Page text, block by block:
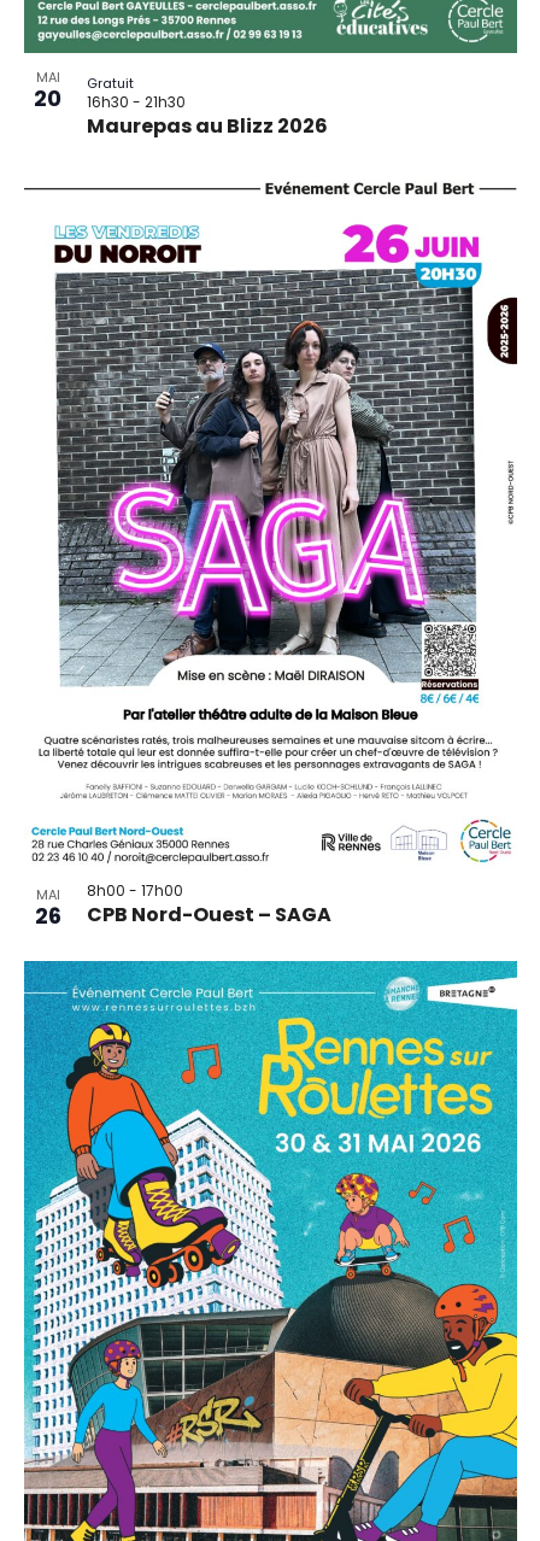
MAI
20
Maurepas au Blizz 2026
16h30 - 21h30
Gratuit
MAI
26 CPB Nord-Ouest – SAGA
8h00 - 17h00